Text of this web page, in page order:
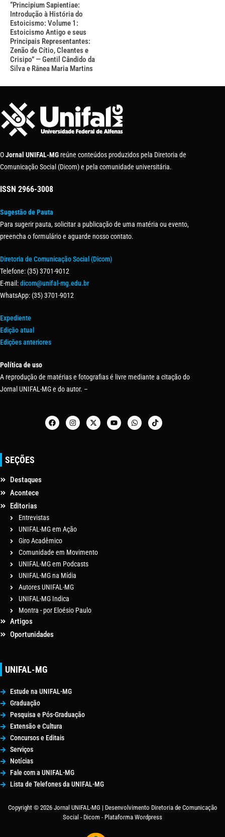
“Principium Sapientiae:
Introdução à História do
Estoicismo: Volume 1:
Estoicismo Antigo e seus
Principais Representantes:
Zenão de Cítio, Cleantes e
Crisipo” — Gentil Cândido da
Silva e Rânea Maria Martins
OJornal UNIFAL-MG reúne conteúdos produzidos pela Diretoria de
Comunicação Social (Dicom) e pela comunidade universitária.
ISSN 2966-3008
Sugestão de Pauta
Para sugerir pauta, solicitar a publicação de uma matéria ou evento,
preencha o formulário e aguarde nosso contato.
Diretoria de Comunicação Social (Dicom)
Telefone: (35) 3701-9012
E-mail:dicom@unifal-mg.edu.br
WhatsApp: (35) 3701-9012
Expediente
Edição atual
Edições anteriores
Política de uso
A reprodução de matérias e fotografias é livre mediante a citação do
Jornal UNIFAL-MG e do autor. –
SEÇÕES
Destaques
Acontece
Editorias
Entrevistas
UNIFAL-MG em Ação
Giro Acadêmico
Comunidade em Movimento
UNIFAL-MG em Podcasts
UNIFAL-MG na Mídia
Autores UNIFAL-MG
UNIFAL-MG Indica
Montra - por Eloésio Paulo
Artigos
Oportunidades
UNIFAL-MG
Estude na UNIFAL-MG
Graduação
Pesquisa e Pós-Graduação
Extensão e Cultura
Concursos e Editais
Serviços
Notícias
Fale com a UNIFAL-MG
Lista de Telefones da UNIFAL-MG
Copyright © 2026 Jornal UNIFAL-MG | Desenvolvimento Diretoria de Comunicação
Social - Dicom - Plataforma Wordpress